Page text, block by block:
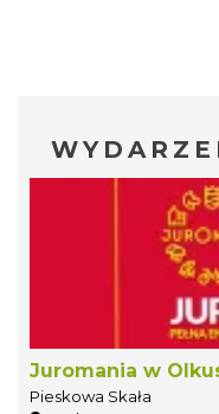
Juromania w
Pieskowa Skała